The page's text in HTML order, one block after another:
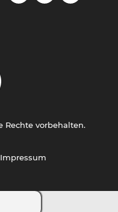
Impressum
Rechte vorbehalten.